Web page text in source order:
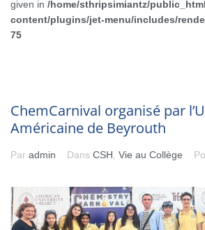
given in /home/sthripsimiantz/
content/plugins/jet-menu/includes/
75
ChemCarnival organisé par
Américaine de Beyrouth
Par admin Dans CSH Vie au Collège